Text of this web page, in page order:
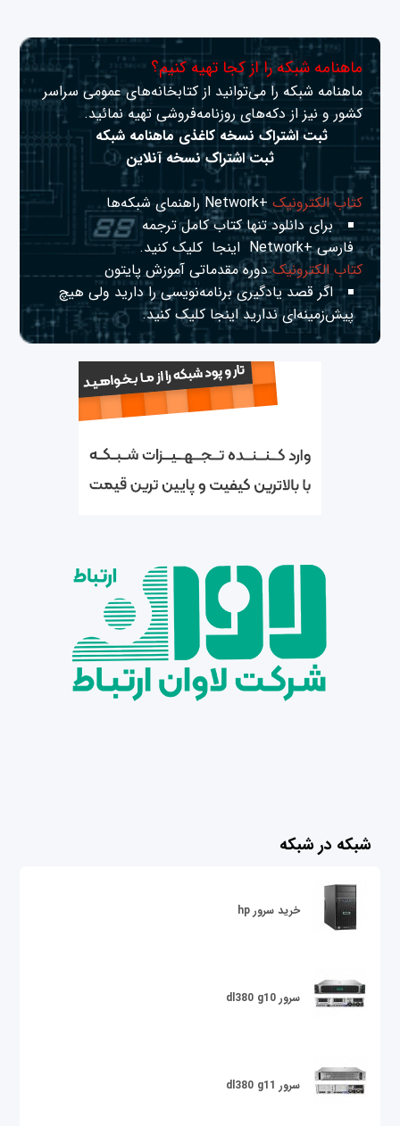
ماهنامه شبکه را از کجا تهیه کنیم؟
ماهنامه شبکه را می‌توانید از کتابخانه‌های عمومی سراسر
کشور و نیز از دکه‌های روزنامه‌فروشی تهیه نمائید.
ثبت اشتراک نسخه کاغذی ماهنامه شبکه
ثبت اشتراک نسخه آنلاین
کتاب الکترونیک+Network راهنمای شبکه‌ها
برای دانلود تنها کتاب کامل ترجمه
فارسی +Network
اینجا کلیک کنید.
کتاب الکترونیکدوره مقدماتی آموزش پایتون
اگر قصد یادگیری برنامه‌نویسی را دارید ولی هیچ
پیش‌زمینه‌ای نداریداینجا کلیک کنید.
شبکه در شبکه
خرید سرور hp
سرور dl380 g10
سرور dl380 g11